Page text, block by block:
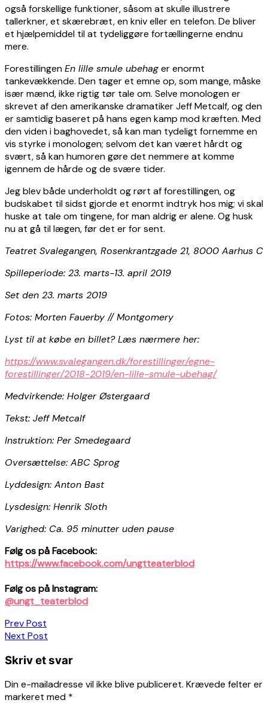
også forskellige funktioner, såsom at skulle illustrere
tallerkner, et skærebræt, en kniv eller en telefon. De bliver
et hjælpemiddel til at tydeliggøre fortællingerne endnu
mere.
ForestillingenEn lille smule ubehager enormt
tankevækkende. Den tager et emne op, som mange, måske
især mænd, ikke rigtig tør tale om. Selve monologen er
skrevet af den amerikanske dramatiker Jeff Metcalf, og den
er samtidig baseret på hans egen kamp mod kræften. Med
den viden i baghovedet, så kan man tydeligt fornemme en
vis styrke i monologen; selvom det kan været hårdt og
svært, så kan humoren gøre det nemmere at komme
igennem de hårde og de svære tider.
Jeg blev både underholdt og rørt af forestillingen, og
budskabet til sidst gjorde et enormt indtryk hos mig; vi skal
huske at tale om tingene, for man aldrig er alene. Og husk
nu at gå til lægen, før det er for sent.
Teatret Svalegangen, Rosenkrantzgade 21, 8000 Aarhus C
Spilleperiode: 23. marts-13. april 2019
Set den 23. marts 2019
Fotos: Morten Fauerby // Montgomery
Lyst til at købe en billet? Læs nærmere her:
https://www.svalegangen.dk/forestillinger/egne-
forestillinger/2018-2019/en-lille-smule-ubehag/
Medvirkende: Holger Østergaard
Tekst: Jeff Metcalf
Instruktion: Per Smedegaard
Oversættelse: ABC Sprog
Lyddesign: Anton Bast
Lysdesign: Henrik Sloth
Varighed: Ca. 95 minutter uden pause
Følg os på Facebook:
https://www.facebook.com/ungtteaterblod
Følg os på Instagram:
@ungt_teaterblod
Indlægsnavigation
Prev Post
Next Post
Skriv et svar
Din e-mailadresse vil ikke blive publiceret. Krævede felter er
markeret med *